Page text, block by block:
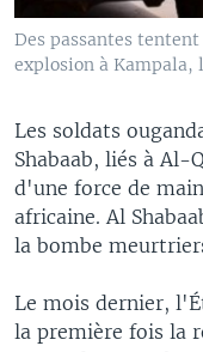
Des passantes
explosion à Kampala,
Les soldats
Shabaab, liés à Al-
d'une force de
africaine. Al
la bombe
Le mois dernier,
la première fois la